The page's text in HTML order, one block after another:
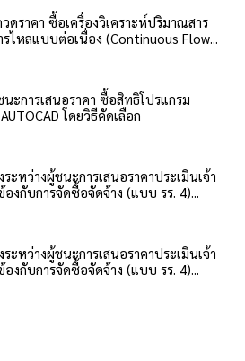
ดราคา ซื้อเครื่องวิเคราะห์ปริมาณสาร
ไหลแบบต่อเนื่อง (Continuous Flow...
ะการเสนอราคา ซื้อสิทธิโปรแกรม
โดยวิธีคัดเลือก
ระหว่างผู้ชนะการเสนอราคาประเมินเจ้า
งกับการจัดซื้อจัดจ้าง (แบบ รร. 4)...
ระหว่างผู้ชนะการเสนอราคาประเมินเจ้า
งกับการจัดซื้อจัดจ้าง (แบบ รร. 4)...